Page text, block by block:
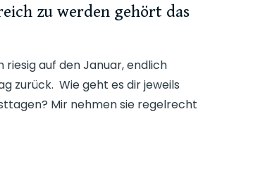
zu werden gehört das
riesig auf den Januar, endlich
zurück. Wie geht es dir jeweils
Mir nehmen sie regelrecht